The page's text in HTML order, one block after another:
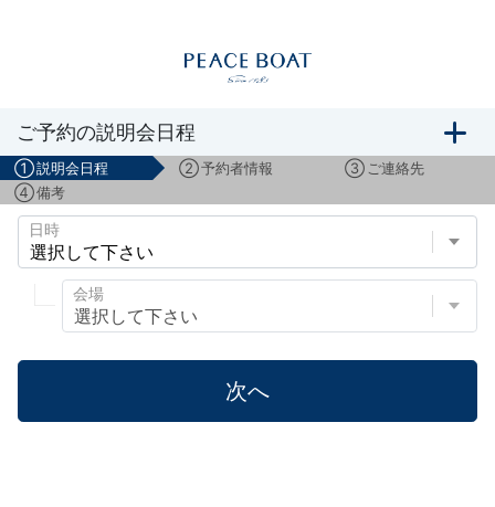
船旅説明会のご予約
ご予約の説明会日程
①説明会日程 ②予約者情報 ③ ご連絡先
④備考
日時
会場
次へ